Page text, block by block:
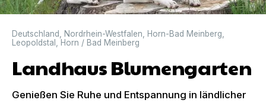
Deutschland Nordrhein-Westfalen Horn-Bad Meinberg
Leopoldstal
Horn / Bad Meinberg
Landhaus Blumengarten
Genießen Sie Ruhe und Entspannung in ländlicher